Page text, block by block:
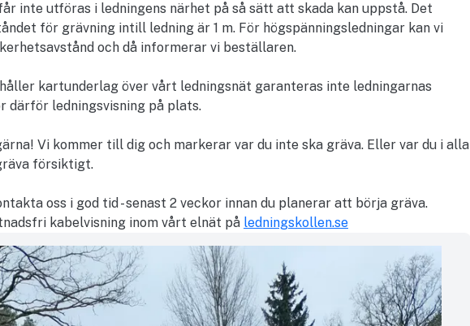
inte utföras i ledningens närhet på så sätt att skada kan uppstå. Det
för grävning intill ledning är 1 m. För högspänningsledningar kan vi
och då informerar vi beställaren.
kartunderlag över vårt ledningsnät garanteras inte ledningarnas
därför ledningsvisning på plats.
Vi kommer till dig och markerar var du inte ska gräva. Eller var du i alla
försiktigt.
oss i god tid - senast 2 veckor innan du planerar att börja gräva.
kabelvisning inom vårt elnät på ledningskollen.se